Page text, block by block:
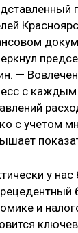
—
с каждым
с учетом
у
и